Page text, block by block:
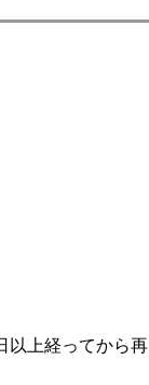
以上経ってから再